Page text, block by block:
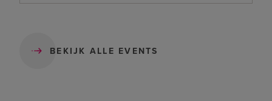
BEKIJK ALLE EVENTS